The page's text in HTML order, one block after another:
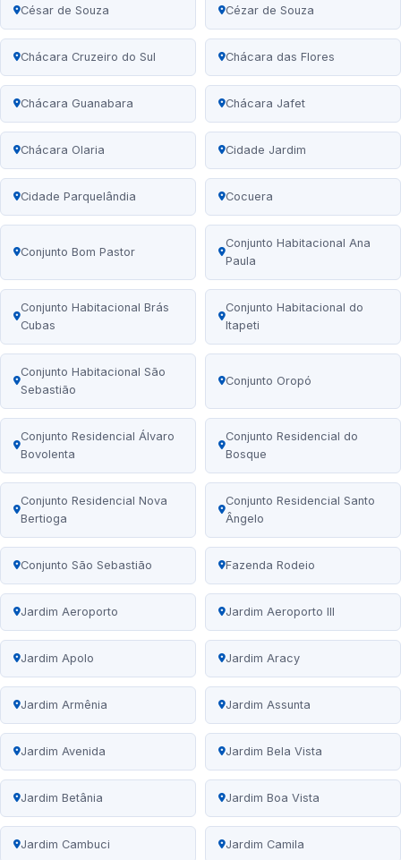
César de Souza Cézar de Souza
Chácara Cruzeiro do Sul Chácara das Flores
Chácara Guanabara Chácara Jafet
Chácara Olaria Cidade Jardim
Cidade Parquelândia Cocuera
Conjunto Bom Pastor
Conjunto Habitacional Ana
Paula
Conjunto Habitacional Brás
Cubas
Conjunto Habitacional do
Itapeti
Conjunto Habitacional São
Sebastião
Conjunto Oropó
Conjunto Residencial Álvaro
Bovolenta
Conjunto Residencial do
Bosque
Conjunto Residencial Nova
Bertioga
Conjunto Residencial Santo
Ângelo
Conjunto São Sebastião Fazenda Rodeio
Jardim Aeroporto Jardim Aeroporto III
Jardim Apolo Jardim Aracy
Jardim Armênia Jardim Assunta
Jardim Avenida Jardim Bela Vista
Jardim Betânia Jardim Boa Vista
Jardim Cambuci Jardim Camila